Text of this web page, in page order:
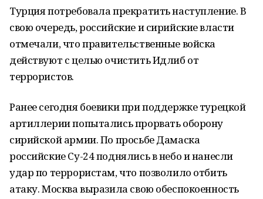
Турция потребовала прекратить наступление. В
свою очередь, российские и сирийские власти
отмечали, что правительственные войска
действуют с целью очистить Идлиб от
террористов.
Ранее сегодня боевики при поддержке турецкой
артиллерии попытались прорвать оборону
сирийской армии. По просьбе Дамаска
российские Су-24 поднялись в небо и нанесли
удар по террористам, что позволило отбить
атаку. Москва выразила свою обеспокоенность